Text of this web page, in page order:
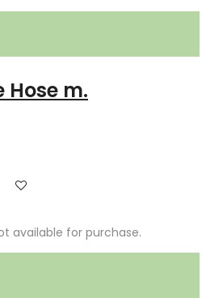
m.
available for purchase.